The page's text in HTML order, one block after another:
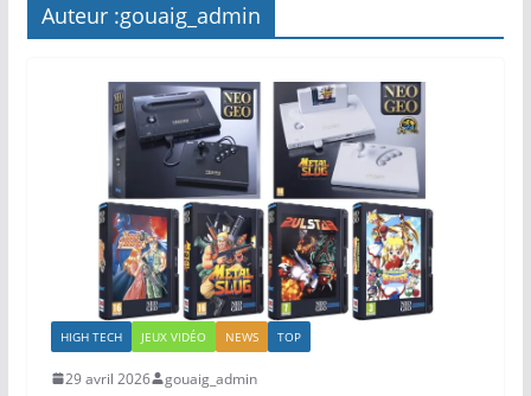
Auteur :gouaig_admin
HIGH TECH JEUX VIDÉO NEWS TOP
29 avril 2026 gouaig_admin